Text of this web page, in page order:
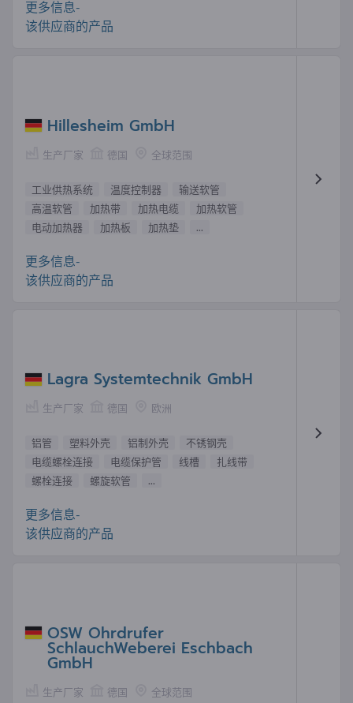
更多信息-
该供应商的产品
Hillesheim GmbH
生产厂家 德国 全球范围
工业供热系统 温度控制器
输送软管
高温软管
加热带 加热电缆
加热软管
电动加热器
加热板 加热垫 ...
更多信息-
该供应商的产品
Lagra Systemtechnik GmbH
生产厂家 德国 欧洲
铝管 塑料外壳 铝制外壳
不锈钢壳
电缆螺栓连接
电缆保护管 线槽
扎线带
螺栓连接
螺旋软管 ...
更多信息-
该供应商的产品
OSW Ohrdrufer
SchlauchWeberei Eschbach
GmbH
生产厂家 德国 全球范围